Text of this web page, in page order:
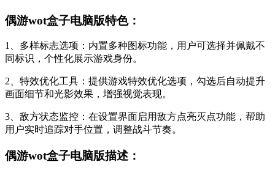
偶游wot盒子电脑版特色：
1、多样标志选项：内置多种图标功能，用户可选择并佩戴不
同标识，个性化展示游戏身份。
2、特效优化工具：提供游戏特效优化选项，勾选后自动提升
画面细节和光影效果，增强视觉表现。
3、敌方状态监控：在设置界面启用敌方点亮灭点功能，帮助
用户实时追踪对手位置，调整战斗节奏。
偶游wot盒子电脑版描述：